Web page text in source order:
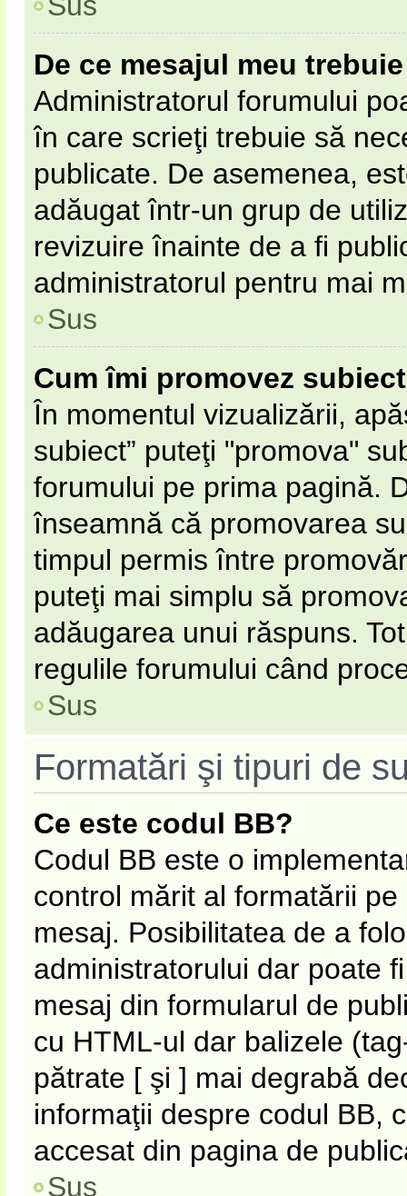
De ce mesajul meu
Administratorul forumului
în care scrieţi trebuie să
publicate. De asemenea,
adăugat într-un grup de
revizuire înainte de a fi
administratorul pentru mai
Sus
Cum îmi promovez
În momentul vizualizării,
subiect” puteţi "promova"
forumului pe prima pagină.
înseamnă că promovarea
timpul permis între
puteţi mai simplu să
adăugarea unui răspuns.
regulile forumului când
Sus
Formatări şi tipuri de
Ce este codul BB?
Codul BB este o
control mărit al formatării
mesaj. Posibilitatea de a
administratorului dar poate
mesaj din formularul de
cu HTML-ul dar balizele
pătrate [ şi ] mai degrabă
informaţii despre codul BB,
accesat din pagina de
Sus